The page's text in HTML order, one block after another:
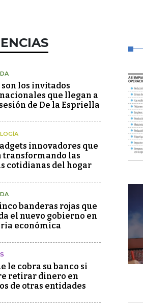
son los invitados
que llegan a
de De la Espriella
innovadores que
transformando las
cotidianas del hogar
banderas rojas que
el nuevo gobierno en
económica
le cobra su banco si
retirar dinero en
de otras entidades